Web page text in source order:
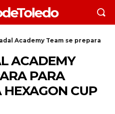
Academy Team se prepara
ACADEMY
PARA
CUP